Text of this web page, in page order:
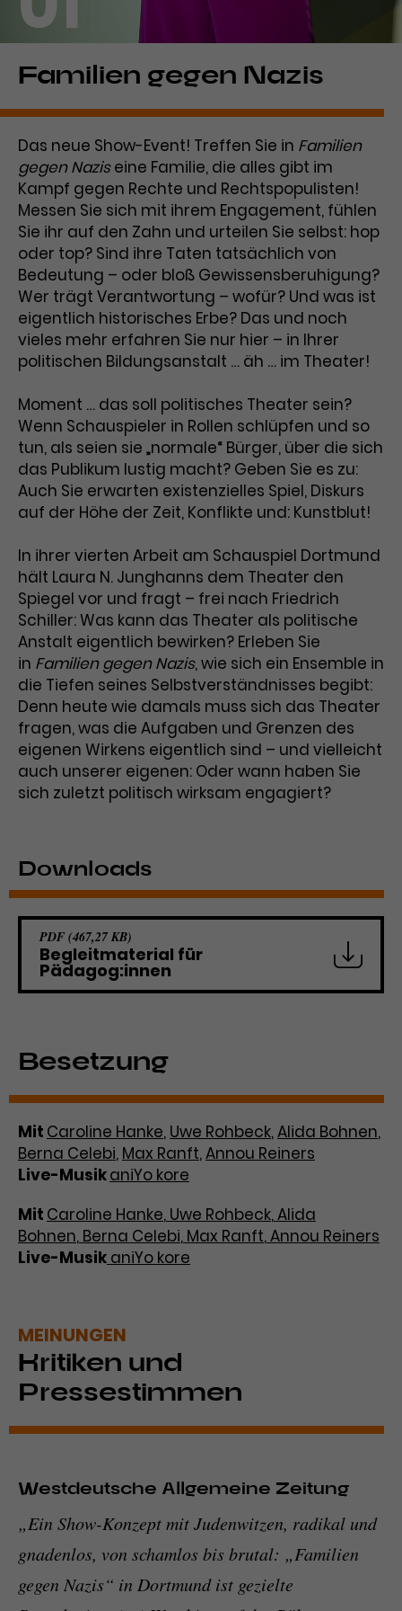
Laufzeit 1 Tag
Zweck
Dieses Cookie wird von Google
Analytics installiert. Das Cookie
wird verwendet, um Informationen
Besucher*innen eine Website
nutzen, und hilft bei der Erstellung
eines Analyseberichts über die
Performance der Website. Die
erhobenen Daten umfassen in
anonymisierter Form die Anzahl
der Besuche, die Quelle, aus der sie
stammen, und die besuchten
Seiten.
Anbieter Google Analytics
Laufzeit 1 Minute
Zweck
Das ist ein von Google Analytics
Daten werden nur maximal einmal
pro Minute an Google Analytics
gesendet. Solange es gesetzt ist,
werden bestimmte
Datenübertragungen
unterbunden.
Name _gcl_aw
Anbieter Google Ads
Laufzeit 3 Monate
Zweck
Dieses Cookie speichert
Informationen zu Werbeklicks und
dient der Zuordnung von
Conversions zu Google Ads-
Kampagnen.
Name _gcl_dc
Laufzeit 3 Monate
Zweck
Dieses Cookie wird verwendet, um
Nutzerinteraktionen mit
Werbeanzeigen zu messen und
bereitzustellen.
Name IDE
Anbieter Google / DoubleClick
Laufzeit 1 Jahr
Zweck
Dieses Cookie dient der Anzeige
personalisierter Werbung und
misst die Wirksamkeit von
Werbekampagnen über
Familien gegen Nazis
Das neue Show-Event! Treffen Sie in Familien
gegen Naziseine Familie, die alles gibt im
Kampf gegen Rechte und Rechtspopulisten!
Messen Sie sich mit ihrem Engagement, fühlen
Sie ihr auf den Zahn und urteilen Sie selbst: hop
oder top? Sind ihre Taten tatsächlich von
Bedeutung – oder bloß Gewissensberuhigung?
Wer trägt Verantwortung – wofür? Und was ist
eigentlich historisches Erbe? Das und noch
vieles mehr erfahren Sie nur hier – in Ihrer
politischen Bildungsanstalt … äh … im Theater!
Moment … das soll politisches Theater sein?
Wenn Schauspieler in Rollen schlüpfen und so
tun, als seien sie „normale“ Bürger, über die sich
das Publikum lustig macht? Geben Sie es zu:
Auch Sie erwarten existenzielles Spiel, Diskurs
auf der Höhe der Zeit, Konflikte und: Kunstblut!
In ihrer vierten Arbeit am Schauspiel Dortmund
hält Laura N. Junghanns dem Theater den
Spiegel vor und fragt – frei nach Friedrich
Schiller: Was kann das Theater als politische
Anstalt eigentlich bewirken? Erleben Sie
in Familien gegen Nazis, wie sich ein Ensemble in
die Tiefen seines Selbstverständnisses begibt:
Denn heute wie damals muss sich das Theater
fragen, was die Aufgaben und Grenzen des
eigenen Wirkens eigentlich sind – und vielleicht
auch unserer eigenen: Oder wann haben Sie
sich zuletzt politisch wirksam engagiert?
Downloads
PDF (467,27 KB)
Begleitmaterial für
Pädagog:innen
Besetzung
Mit Caroline Hanke, Uwe Rohbeck,Alida Bohnen,
Berna Celebi, Max Ranft,Annou Reiners
Live-MusikaniYo kore
Mit Caroline Hanke, Uwe Rohbeck,Alida
Bohnen, Berna Celebi, Max Ranft,Annou Reiners
Live-Musik aniYo kore
MEINUNGEN
Kritiken und
Pressestimmen
Westdeutsche Allgemeine Zeitung
„Ein Show-Konzept mit Judenwitzen, radikal und
gnadenlos, von schamlos bis brutal: „Familien
gegen Nazis“ in Dortmund ist gezielte